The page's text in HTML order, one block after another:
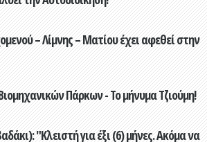
– Λίμνης – Ματίου έχει αφεθεί στην
Πάρκων - Το μήνυμα Τζιούμη!
"Κλειστή για έξι (6) μήνες. Ακόμα να